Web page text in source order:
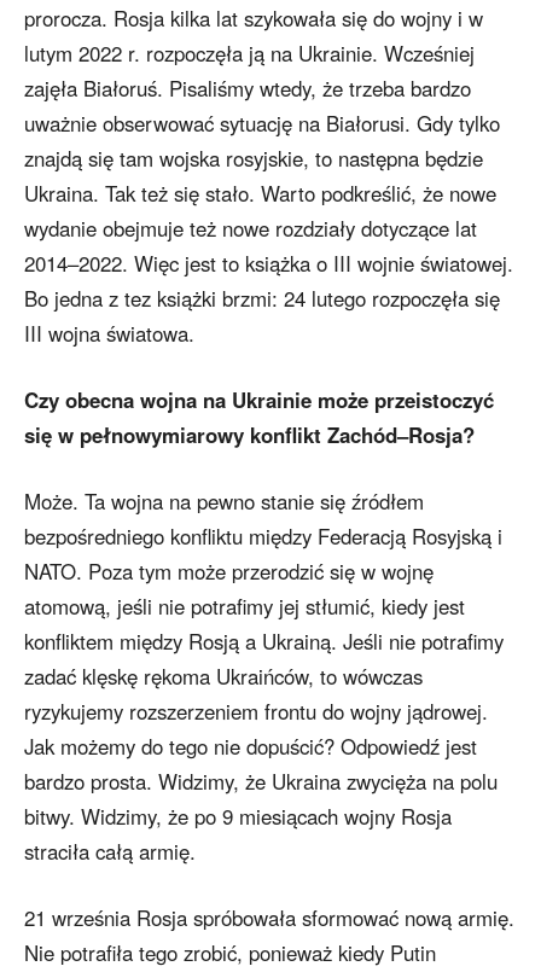
prorocza. Rosja kilka lat szykowała się do wojny i w
lutym 2022 r. rozpoczęła ją na Ukrainie. Wcześniej
zajęła Białoruś. Pisaliśmy wtedy, że trzeba bardzo
uważnie obserwować sytuację na Białorusi. Gdy tylko
znajdą się tam wojska rosyjskie, to następna będzie
Ukraina. Tak też się stało. Warto podkreślić, że nowe
wydanie obejmuje też nowe rozdziały dotyczące lat
2014–2022. Więc jest to książka o III wojnie światowej.
Bo jedna z tez książki brzmi: 24 lutego rozpoczęła się
III wojna światowa.
Czy obecna wojna na Ukrainie może przeistoczyć
się w pełnowymiarowy konflikt Zachód–Rosja?
Może. Ta wojna na pewno stanie się źródłem
bezpośredniego konfliktu między Federacją Rosyjską i
NATO. Poza tym może przerodzić się w wojnę
atomową, jeśli nie potrafimy jej stłumić, kiedy jest
konfliktem między Rosją a Ukrainą. Jeśli nie potrafimy
zadać klęskę rękoma Ukraińców, to wówczas
ryzykujemy rozszerzeniem frontu do wojny jądrowej.
Jak możemy do tego nie dopuścić? Odpowiedź jest
bardzo prosta. Widzimy, że Ukraina zwycięża na polu
bitwy. Widzimy, że po 9 miesiącach wojny Rosja
straciła całą armię.
21 września Rosja spróbowała sformować nową armię.
Nie potrafiła tego zrobić, ponieważ kiedy Putin